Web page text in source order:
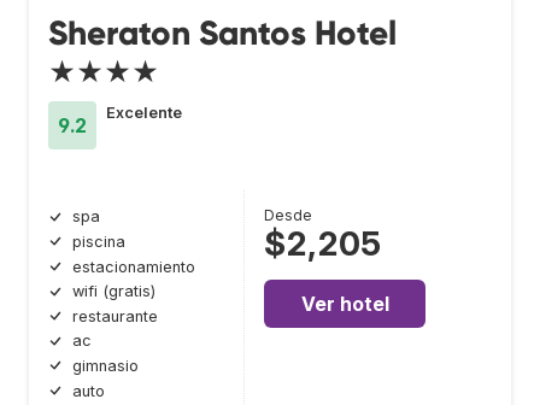
Sheraton Santos Hotel
★★★★
9.2
Excelente
spa
piscina
estacionamiento
wifi (gratis)
restaurante
ac
gimnasio
auto
Desde
$2,205
Ver hotel